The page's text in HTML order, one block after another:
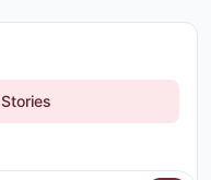
Stories